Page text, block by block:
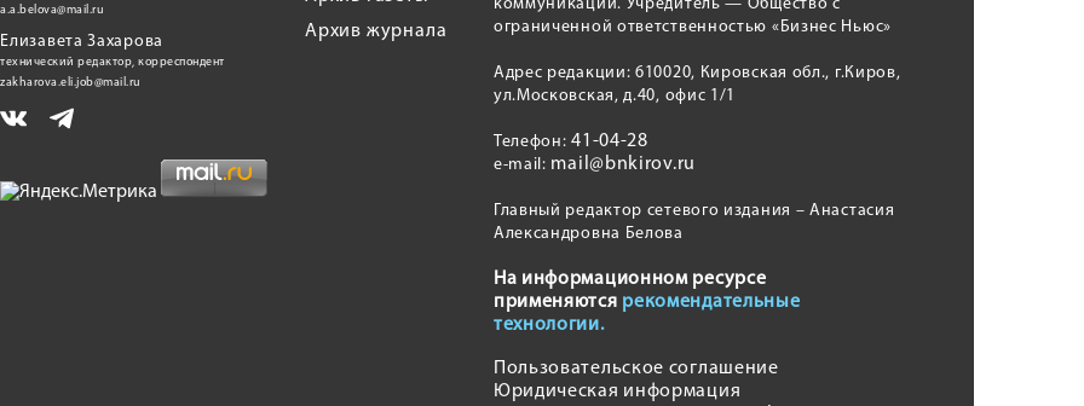
a.a.belova@mail.ru
Елизавета Захарова
технический редактор, корреспондент
zakharova.eli.job@mail.ru
Архив журнала
коммуникаций. Учредитель — Общество с
ограниченной ответственностью «Бизнес Ньюс»
Адрес редакции: 610020, Кировская обл., г.Киров,
ул.Московская, д.40, офис 1/1
Телефон:41-04-28
e-mail: mail@bnkirov.ru
Главный редактор сетевого издания – Анастасия
Александровна Белова
На информационном ресурсе
применяются рекомендательные
технологии.
Пользовательское соглашение
Юридическая информация